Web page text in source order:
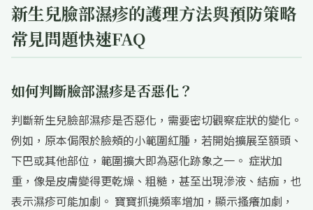
新生兒臉部濕疹的護理方法與預防策略
常見問題快速FAQ
如何判斷臉部濕疹是否惡化？
判斷新生兒臉部濕疹是否惡化，需要密切觀察症狀的變化。
例如，原本侷限於臉頰的小範圍紅腫，若開始擴展至額頭、
下巴或其他部位，範圍擴大即為惡化跡象之一。 症狀加
重，像是皮膚變得更乾燥、粗糙，甚至出現滲液、結痂，也
表示濕疹可能加劇。 寶寶抓撓頻率增加，顯示搔癢加劇，